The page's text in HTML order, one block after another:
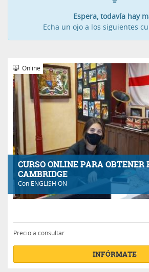
Espera, todavía hay
Echa un ojo a los siguientes
CURSO ONLINE PARA OBTENER
CAMBRIDGE
Con ENGLISH ON
Online
Precio a consultar
INFÓRMATE